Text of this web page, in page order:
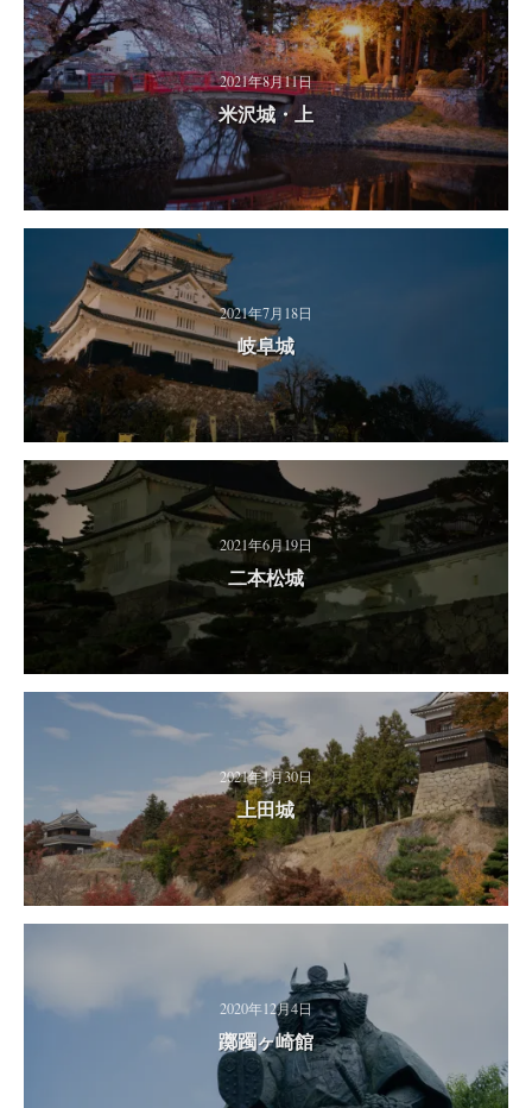
2021年8月11日
米沢城・上
2021年7月18日
岐阜城
2021年6月19日
二本松城
2021年1月30日
上田城
2020年12月4日
躑躅ヶ崎館